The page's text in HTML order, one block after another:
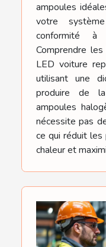
ampoules
votre
conformité
Comprendre
LED voiture
utilisant une
produire de
ampoules
nécessite pas
ce qui réduit les
chaleur et